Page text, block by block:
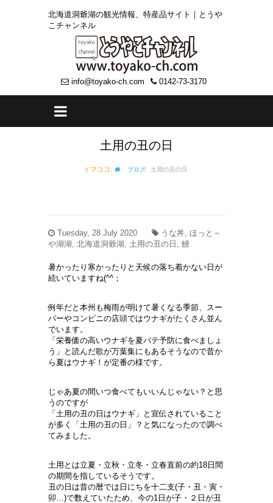
北海道洞爺湖の観光情報、特産品サイト｜とうや
こチャンネル
info@toyako-ch.com 0142-73-3170
土用の丑の日
イマココ: ブログ 土用の丑の日
Tuesday, 28 July 2020
うな丼, ほっと～
や湖湖, 北海道洞爺湖, 土用の丑の日, 鰻
暑かったり寒かったりと天候の落ち着かない日が
続いていますね(^^；
例年だと本州も梅雨が明けて暑くなる季節、スー
パーやコンビニの店頭ではウナギがたくさん並ん
でいます。
「栄養価の高いウナギを夏バテ予防に食べましょ
う」と読んだ歌が万葉集にもあるそうなので昔か
ら夏はウナギ！が定番の様です。
じゃあ夏の間いつ食べてもいいんじゃない？と思
うのですが
「土用の丑の日はウナギ」と宣伝されていること
が多く「土用の丑の日」？と気になったので調べ
てみました。
土用とは立夏・立秋・立冬・立春直前の約18日間
の期間を指しているそうです。
丑の日は昔の暦では日にちを十二支(子・丑・寅・
卯…)で数えていたため、今の1日が子・２日が丑